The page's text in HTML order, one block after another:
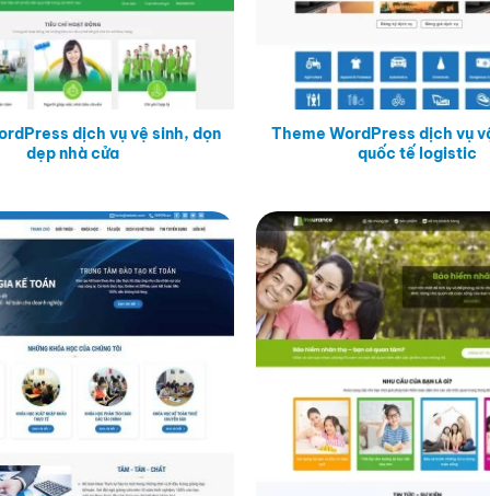
dịch vụ vệ sinh, dọn
dẹp nhà cửa
Theme WordPress dịch vụ
quốc tế logistic